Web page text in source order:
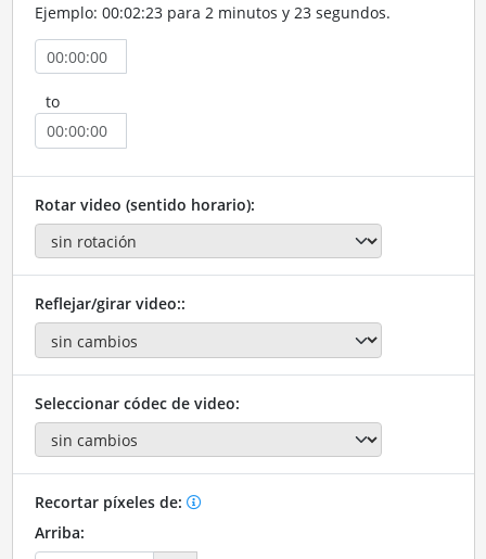
Ejemplo: 00:02:23 para 2 minutos y 23 segundos.
to
Rotar video (sentido horario):
Reflejar/girar video::
Seleccionar códec de video:
Recortar píxeles de:
Arriba: